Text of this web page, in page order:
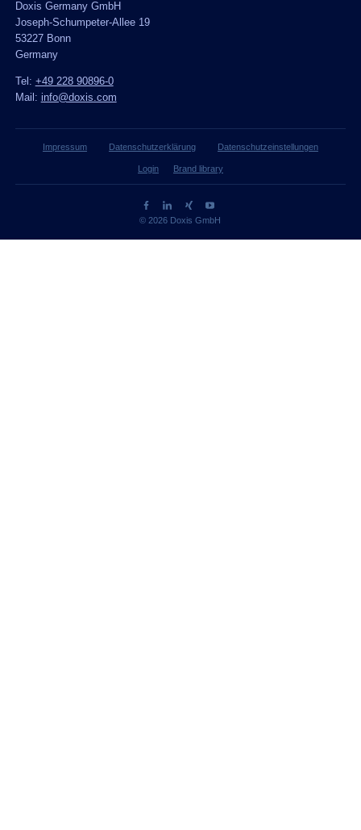
Doxis Germany GmbH
Joseph-Schumpeter-Allee 19
53227 Bonn
Germany
Tel: +49 228 90896-0
Mail: info@doxis.com
Impressum Datenschutzerklärung Datenschutzeinstellungen
Login Brand library
© 2026 Doxis GmbH